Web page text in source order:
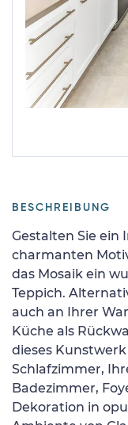
BESCHREIBUNG
Gestalten Sie
charmanten
das Mosaik ein
Teppich.
auch an Ihrer
Küche als
dieses
Schlafzimmer,
Badezimmer,
Dekoration in